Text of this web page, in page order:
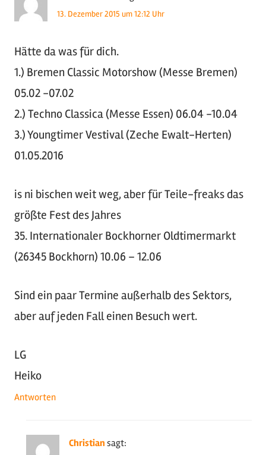
13. Dezember 2015 um 12:12 Uhr
Hätte da was für dich.
1.) Bremen Classic Motorshow (Messe Bremen)
05.02 -07.02
2.) Techno Classica (Messe Essen) 06.04 -10.04
3.) Youngtimer Vestival (Zeche Ewalt-Herten)
01.05.2016
is ni bischen weit weg, aber für Teile-freaks das
größte Fest des Jahres
35. Internationaler Bockhorner Oldtimermarkt
(26345 Bockhorn) 10.06 – 12.06
Sind ein paar Termine außerhalb des Sektors,
aber auf jeden Fall einen Besuch wert.
LG
Heiko
Antworten
Christian sagt: